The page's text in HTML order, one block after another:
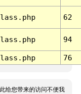
62
94
76
给您带来的访问不便我